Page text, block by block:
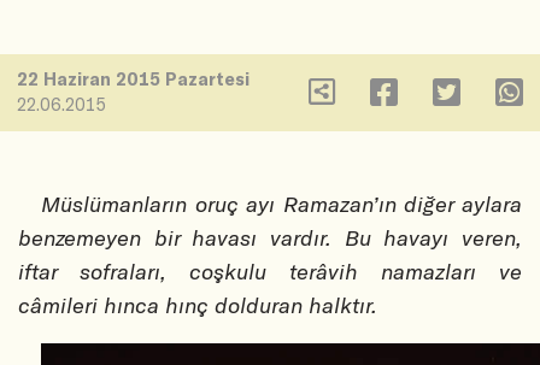
22 Haziran 2015 Pazartesi
22.06.2015
Müslümanların oruç ayı Ramazan’ın diğer aylara
benzemeyen bir havası vardır. Bu havayı veren,
iftar sofraları, coşkulu terâvih namazları ve
câmileri hınca hınç dolduran halktır.